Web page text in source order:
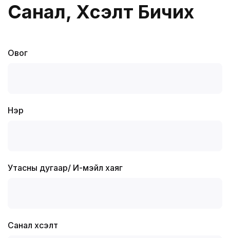
Санал, Хүсэлт Бичих
Овог
Нэр
Утасны дугаар/ И-мэйл хаяг
Санал хүсэлт